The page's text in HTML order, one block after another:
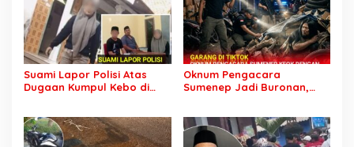
Suami Lapor Polisi Atas
Dugaan Kumpul Kebo di
Ditangkap
Oknum Pengacara
Sumenep Jadi Buronan,
Laporan Seorang Sopir